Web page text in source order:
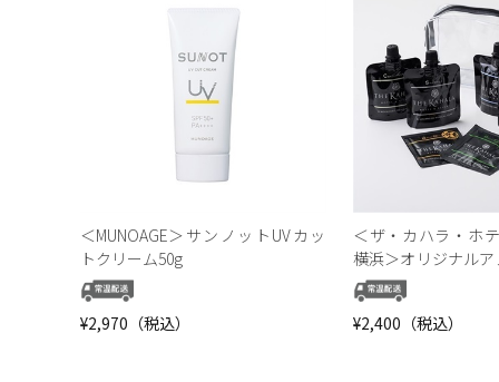
＜MUNOAGE＞サンノットUVカッ
トクリーム50g
¥2,970（税込）
＜ザ・カハラ・ホ
横浜＞オリジナル
ット
¥2,400（税込）